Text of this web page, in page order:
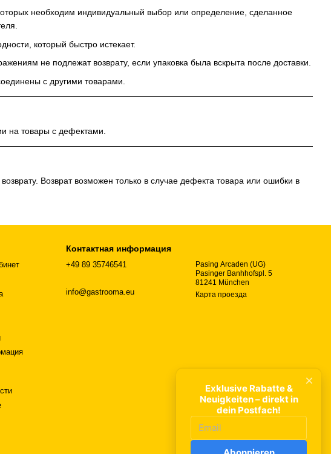
необходим индивидуальный выбор или определение, сделанное
который быстро истекает.
не подлежат возврату, если упаковка была вскрыта после доставки.
с другими товарами.
на товары с дефектами.
Возврат возможен только в случае дефекта товара или ошибки в
Контактная информация
+49 89 35746541
info@gastrooma.eu
Pasing Arcaden (UG)
Pasinger Banhhofspl. 5
81241 München
Карта проезда